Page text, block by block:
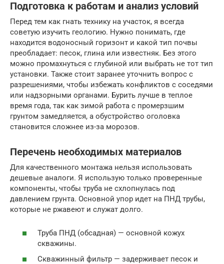
Подготовка к работам и анализ условий
Перед тем как гнать технику на участок, я всегда
советую изучить геологию. Нужно понимать, где
находится водоносный горизонт и какой тип почвы
преобладает: песок, глина или известняк. Без этого
можно промахнуться с глубиной или выбрать не тот тип
установки. Также стоит заранее уточнить вопрос с
разрешениями, чтобы избежать конфликтов с соседями
или надзорными органами. Бурить лучше в теплое
время года, так как зимой работа с промерзшим
грунтом замедляется, а обустройство оголовка
становится сложнее из-за морозов.
Перечень необходимых материалов
Для качественного монтажа нельзя использовать
дешевые аналоги. Я использую только проверенные
компоненты, чтобы труба не схлопнулась под
давлением грунта. Основной упор идет на ПНД трубы,
которые не ржавеют и служат долго.
Труба ПНД (обсадная) — основной кожух
скважины.
Скважинный фильтр — задерживает песок и